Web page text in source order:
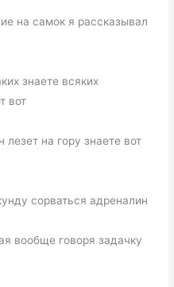
на самок я рассказывал
знаете всяких
вот
лезет на гору знаете вот
сорваться адреналин
вообще говоря задачку